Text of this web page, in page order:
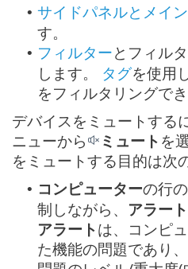
• サイドパネルとメイ
す。
• フィルターとフィル
します。 タグを使用
をフィルタリングでき
デバイスをミュートする
ニューから
ミュート を
をミュートする目的は次
• コンピューターの行
制しながら、 アラート
アラートは、コンピ
た機能の問題であり